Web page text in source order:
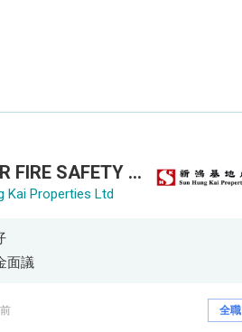
SENIOR FIRE SAFETY OFFICER / FIRE SAFETY OFFICER
Kai Properties Ltd
面議
全職